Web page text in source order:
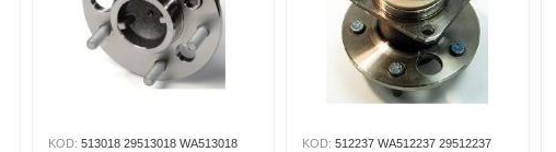
KOD: 513018 29513018 WA513018 KOD: 512237 WA512237 29512237